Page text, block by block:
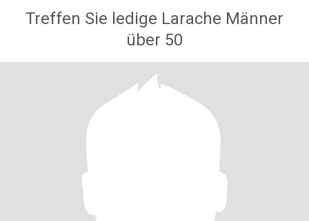
Treffen Sie ledige Larache Männer
über 50